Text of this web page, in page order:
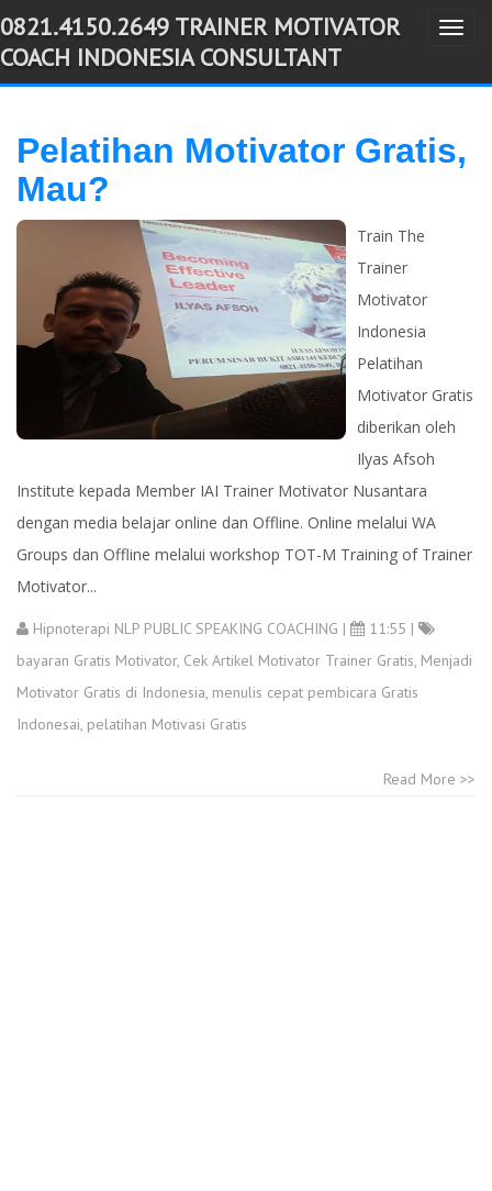
-->
T
g
l
t
i
0821.4150.2649 TRAINER MOTIVATOR
COACH INDONESIA CONSULTANT
Pelatihan Motivator Gratis,
Mau?
Train The
Trainer
Motivator
Indonesia
Pelatihan
Motivator Gratis
diberikan oleh
Ilyas Afsoh
Institute kepada Member IAI Trainer Motivator Nusantara
dengan media belajar online dan Offline. Online melalui WA
Groups dan Offline melalui workshop TOT-M Training of Trainer
Motivator...
Hipnoterapi NLP PUBLIC SPEAKING COACHING |
11:55 |
bayaran Gratis Motivator, Cek Artikel Motivator Trainer Gratis, Menjadi
Motivator Gratis di Indonesia, menulis cepat pembicara Gratis
Indonesai, pelatihan Motivasi Gratis
Read More >>